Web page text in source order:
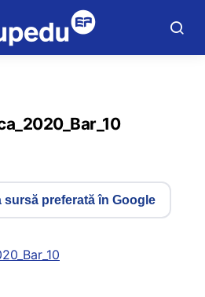
sursă preferată în Google